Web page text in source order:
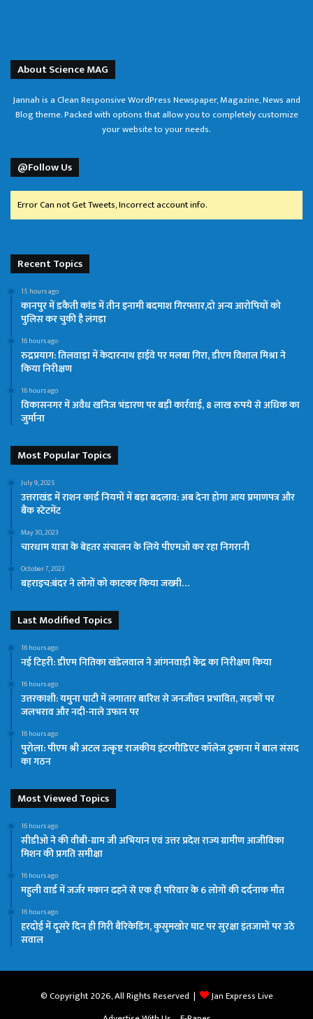
About Science MAG
Jannah is a Clean Responsive WordPress Newspaper, Magazine, News and
Blog theme. Packed with options that allow you to completely customize
your website to your needs.
@Follow Us
Error Can not Get Tweets, Incorrect account info.
Recent Topics
15 hours ago
कानपुर में डकैती कांड में तीन इनामी बदमाश गिरफ्तार,दो अन्य आरोपियों को
पुलिस कर चुकी है लंगड़ा
16 hours ago
रुद्रप्रयाग: तिलवाड़ा में केदारनाथ हाईवे पर मलबा गिरा, डीएम विशाल मिश्रा ने
किया निरीक्षण
16 hours ago
विकासनगर में अवैध खनिज भंडारण पर बड़ी कार्रवाई, 8 लाख रुपये से अधिक का
जुर्माना
Most Popular Topics
July 9, 2025
उत्तराखंड में राशन कार्ड नियमों में बड़ा बदलाव: अब देना होगा आय प्रमाणपत्र और
बैंक स्टेटमेंट
May 30, 2023
चारधाम यात्रा के बेहतर संचालन के लिये पीएमओ कर रहा निगरानी
October 7, 2023
बहराइच:बंदर ने लोगों को काटकर किया जख्मी…
Last Modified Topics
16 hours ago
नई टिहरी: डीएम नितिका खंडेलवाल ने आंगनवाड़ी केंद्र का निरीक्षण किया
16 hours ago
उत्तरकाशी: यमुना घाटी में लगातार बारिश से जनजीवन प्रभावित, सड़कों पर
जलभराव और नदी-नाले उफान पर
16 hours ago
पुरोला: पीएम श्री अटल उत्कृष्ट राजकीय इंटरमीडिएट कॉलेज ढुकाना में बाल संसद
का गठन
Most Viewed Topics
16 hours ago
सीडीओ ने की वीबी-ग्राम जी अभियान एवं उत्तर प्रदेश राज्य ग्रामीण आजीविका
मिशन की प्रगति समीक्षा
16 hours ago
महुली वार्ड में जर्जर मकान ढहने से एक ही परिवार के 6 लोगों की दर्दनाक मौत
16 hours ago
हरदोई में दूसरे दिन ही गिरी बैरिकेडिंग, कुसुमखोर घाट पर सुरक्षा इंतजामों पर उठे
सवाल
© Copyright 2026, All Rights Reserved |
Jan Express Live